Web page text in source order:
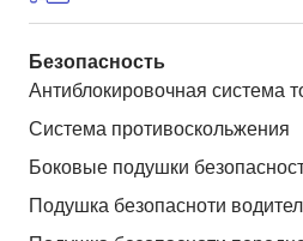
Безопасность
Антиблокировочная система
Система противоскольжения
Боковые подушки
Подушка безопасноти